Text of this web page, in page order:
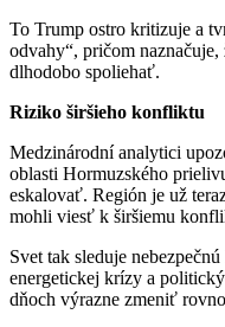
To Trump ostro kritizuje a
odvahy“, pričom
dlhodobo spoliehať.
Riziko širšieho konfliktu
Medzinárodní analytici
oblasti Hormuzského
eskalovať. Región je už
mohli viesť k širšiemu
Svet tak sleduje
energetickej krízy a
dňoch výrazne zmeniť